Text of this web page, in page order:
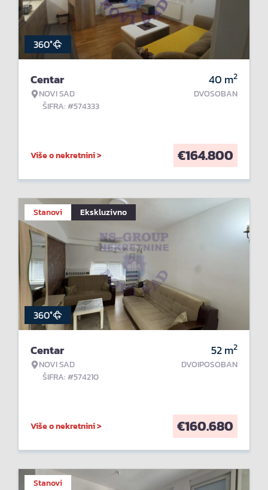
360°
Centar
NOVI SAD
ŠIFRA: #574333
40 m2
DVOSOBAN
Više o nekretnini > €164.800
Stanovi Ekskluzivno
360°
Centar
NOVI SAD
ŠIFRA: #574210
52m2
DVOIPOSOBAN
Više o nekretnini > €160.680
Stanovi